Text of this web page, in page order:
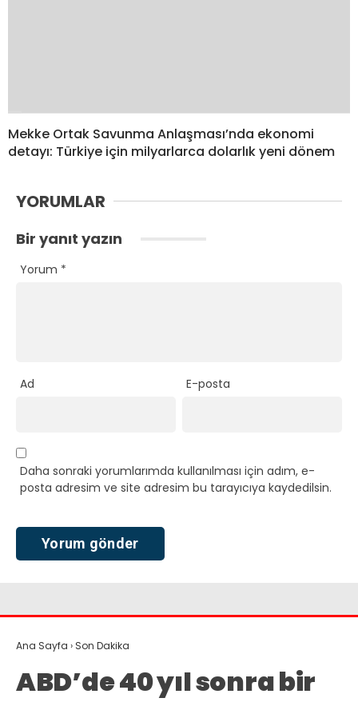
Mekke Ortak Savunma Anlaşması’nda ekonomi
detayı: Türkiye için milyarlarca dolarlık yeni dönem
YORUMLAR
Bir yanıt yazın
Yorum *
Ad E-posta
Daha sonraki yorumlarımda kullanılması için adım, e-
posta adresim ve site adresim bu tarayıcıya kaydedilsin.
Ana Sayfa › Son Dakika
ABD’de 40 yıl sonra bir